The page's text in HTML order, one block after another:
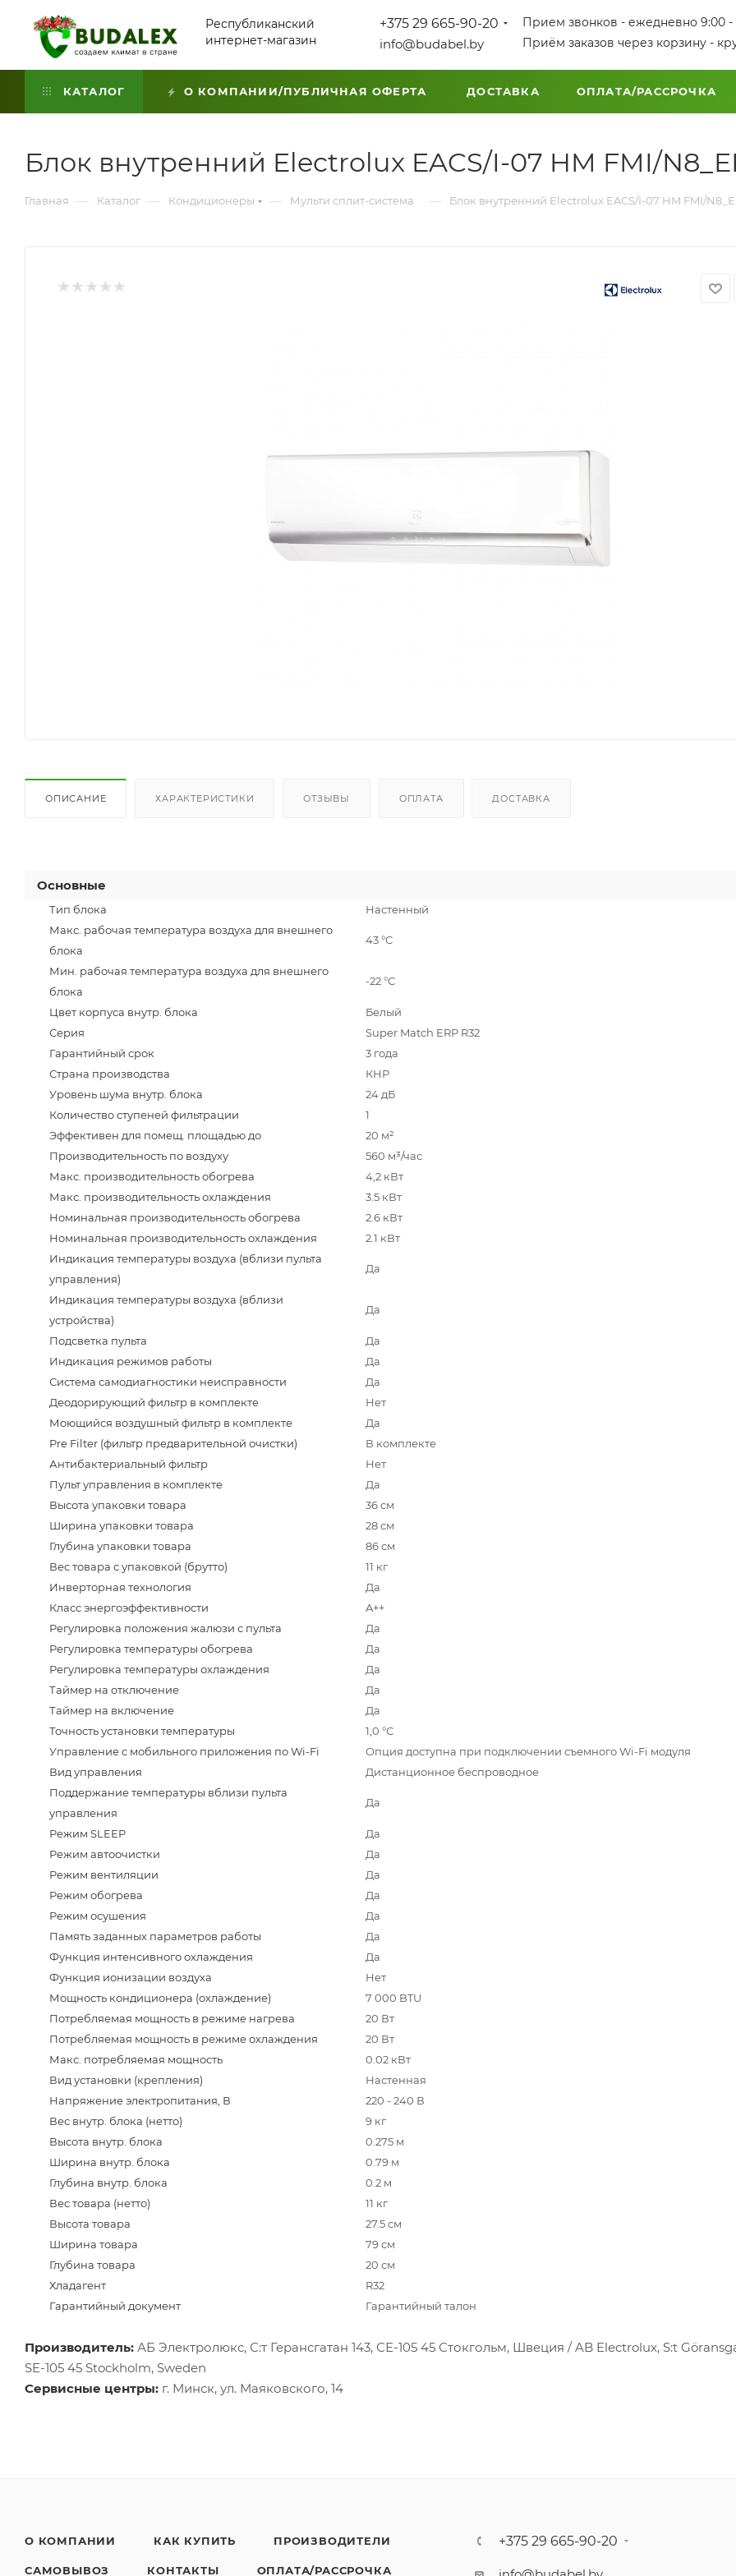
Республиканский
интернет-магазин
+375 29 665-90-20
info@budabel.by
Прием звонков - ежедневно 9:00 -
Приём заказов через корзину -
КАТАЛОГ О КОМПАНИИ/ПУБЛИЧНАЯ ОФЕРТА ДОСТАВКА ОПЛАТА/РАССРОЧКА
Блок внутренний Electrolux EACS/I-07 HM FMI/
Главная — Каталог — Кондиционеры — Мульти сплит-система — Блок внутренний Electrolux EACS/I-07 HM FMI/
ОПИСАНИЕ ХАРАКТЕРИСТИКИ ОТЗЫВЫ ОПЛАТА ДОСТАВКА
Основные
Тип блока
Настенный
Макс. рабочая температура воздуха для внешнего
блока
43 °С
Мин. рабочая температура воздуха для внешнего
блока
-22 °С
Цвет корпуса внутр. блока
Белый
Серия
Super Match ERP R32
Гарантийный срок
3 года
Страна производства
КНР
Уровень шума внутр. блока
24 дБ
Количество ступеней фильтрации
1
Эффективен для помещ. площадью до
20 м²
Производительность по воздуху
560 м³/час
Макс. производительность обогрева
4,2 кВт
Макс. производительность охлаждения
3.5 кВт
Номинальная производительность обогрева
2.6 кВт
Номинальная производительность охлаждения
2.1 кВт
Индикация температуры воздуха (вблизи пульта
управления)
Да
Индикация температуры воздуха (вблизи
устройства)
Да
Подсветка пульта
Да
Индикация режимов работы
Да
Система самодиагностики неисправности
Да
Деодорирующий фильтр в комплекте
Нет
Моющийся воздушный фильтр в комплекте
Да
Pre Filter (фильтр предварительной очистки)
В комплекте
Антибактериальный фильтр
Нет
Пульт управления в комплекте
Да
Высота упаковки товара
36 см
Ширина упаковки товара
28 см
Глубина упаковки товара
86 см
Вес товара с упаковкой (брутто)
11 кг
Инверторная технология
Да
Класс энергоэффективности
A++
Регулировка положения жалюзи с пульта
Да
Регулировка температуры обогрева
Да
Регулировка температуры охлаждения
Да
Таймер на отключение
Да
Таймер на включение
Да
Точность установки температуры
1,0 °С
Управление c мобильного приложения по Wi-Fi
Опция доступна при подключении съемного Wi-Fi модуля
Вид управления
Дистанционное беспроводное
Поддержание температуры вблизи пульта
управления
Да
Режим SLEEP
Да
Режим автоочистки
Да
Режим вентиляции
Да
Режим обогрева
Да
Режим осушения
Да
Память заданных параметров работы
Да
Функция интенсивного охлаждения
Да
Функция ионизации воздуха
Нет
Мощность кондиционера (охлаждение)
7 000 BTU
Потребляемая мощность в режиме нагрева
20 Вт
Потребляемая мощность в режиме охлаждения
20 Вт
Макс. потребляемая мощность
0.02 кВт
Вид установки (крепления)
Настенная
Напряжение электропитания, В
220 - 240 В
Вес внутр. блока (нетто)
9 кг
Высота внутр. блока
0.275 м
Ширина внутр. блока
0.79 м
Глубина внутр. блока
0.2 м
Вес товара (нетто)
11 кг
Высота товара
27.5 см
Ширина товара
79 см
Глубина товара
20 см
Хладагент
R32
Гарантийный документ
Гарантийный талон
Производитель: АБ Электролюкс, С:т Герансгатан 143, СЕ-105 45 Стокгольм, Швеция / AB Electrolux, S:t
SE-105 45 Stockholm, Sweden
Сервисные центры: г. Минск, ул. Маяковского, 14
О КОМПАНИИ КАК КУПИТЬ ПРОИЗВОДИТЕЛИ
САМОВЫВОЗ КОНТАКТЫ ОПЛАТА/РАССРОЧКА
+375 29 665-90-20